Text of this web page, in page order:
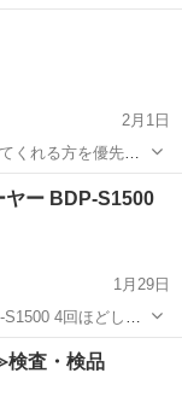
写真を見て気にいら
コーダー
2月1日
くれる方を優先さ
真を見て気にいられ
りします。
コーダー
ー BDP-S1500
1月29日
どしか
ブル
レコーダー
査・検品